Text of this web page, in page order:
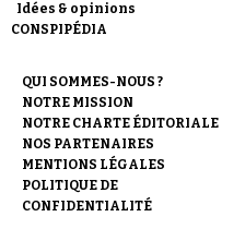
Idées & opinions
CONSPIPÉDIA
QUI SOMMES-NOUS ?
NOTRE MISSION
NOTRE CHARTE ÉDITORIALE
NOS PARTENAIRES
MENTIONS LÉGALES
POLITIQUE DE
CONFIDENTIALITÉ